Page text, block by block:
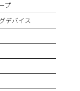
プ
デバイス